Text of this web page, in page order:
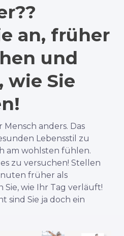
?
an, früher
und
wie Sie
anders. Das
Lebensstil zu
am wohlsten fühlen.
zu versuchen! Stellen
früher als
wie Ihr Tag verläuft!
sind Sie ja doch ein